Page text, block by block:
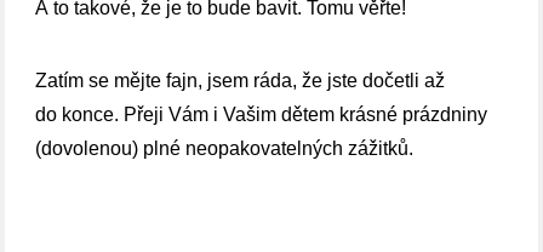
A to takové, že je to bude bavit. Tomu věřte!
Zatím se mějte fajn, jsem ráda, že jste dočetli až
do konce. Přeji Vám i Vašim dětem krásné prázdniny
(dovolenou) plné neopakovatelných zážitků.